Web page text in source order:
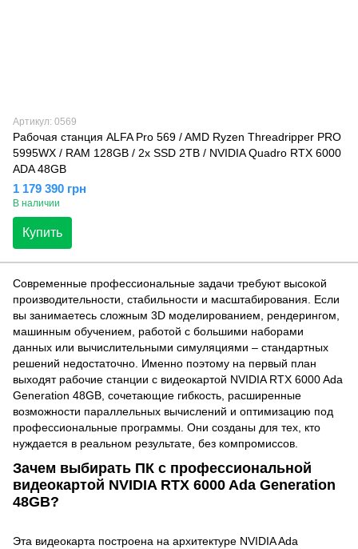
Артикул: 0569
Рабочая станция ALFA Pro 569 / AMD Ryzen Threadripper PRO
5995WX / RAM 128GB / 2х SSD 2TB / NVIDIA Quadro RTX 6000
ADA 48GB
1 179 390 грн
В наличии
Купить
Современные профессиональные задачи требуют высокой
производительности, стабильности и масштабирования. Если
вы занимаетесь сложным 3D моделированием, рендерингом,
машинным обучением, работой с большими наборами
данных или вычислительными симуляциями – стандартных
решений недостаточно. Именно поэтому на первый план
выходят рабочие станции с видеокартой NVIDIA RTX 6000 Ada
Generation 48GB, сочетающие гибкость, расширенные
возможности параллельных вычислений и оптимизацию под
профессиональные программы. Они созданы для тех, кто
нуждается в реальном результате, без компромиссов.
Зачем выбирать ПК с профессиональной
видеокартой NVIDIA RTX 6000 Ada Generation
48GB?
Эта видеокарта построена на архитектуре NVIDIA Ada